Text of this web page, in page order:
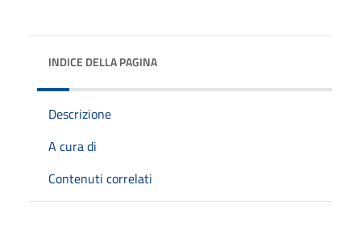
INDICE DELLA PAGINA
Descrizione
A cura di
Contenuti correlati